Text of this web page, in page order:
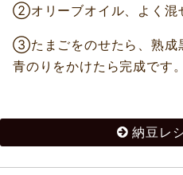
②オリーブオイル、よく混
③たまごをのせたら、熟成
青のりをかけたら完成です。
納豆レ